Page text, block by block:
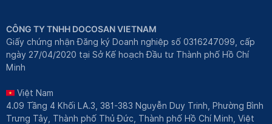
CÔNG TY TNHH DOCOSAN VIETNAM
Giấy chứng nhận Đăng ký Doanh nghiệp số 0316247099, cấp
ngày 27/04/2020 tại Sở Kế hoạch Đầu tư Thành phố Hồ Chí
Minh
Việt Nam
4.09 Tầng 4 Khối LA.3, 381-383 Nguyễn Duy Trinh, Phường Bình
Trưng Tây, Thành phố Thủ Đức, Thành phố Hồ Chí Minh, Việt